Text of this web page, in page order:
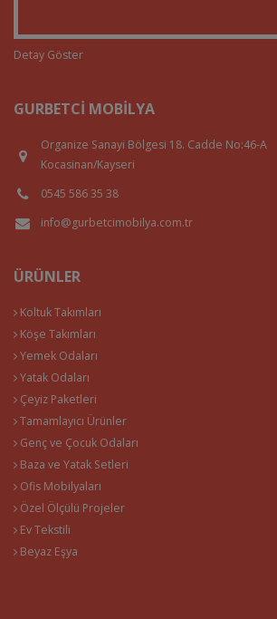
Detay Göster
GURBETCI MOBILYA
Organize Sanayi Bölgesi 18. Cadde No:46-A
Kocasinan/Kayseri
0545 586 35 38
info@gurbetcimobilya.com.tr
ÜRÜNLER
Koltuk Takımları
Köşe Takımları
Yemek Odaları
Yatak Odaları
Çeyiz Paketleri
Tamamlayıcı Ürünler
Genç ve Çocuk Odaları
Baza ve Yatak Setleri
Ofis Mobilyaları
Özel Ölçülü Projeler
Ev Tekstili
Beyaz Eşya